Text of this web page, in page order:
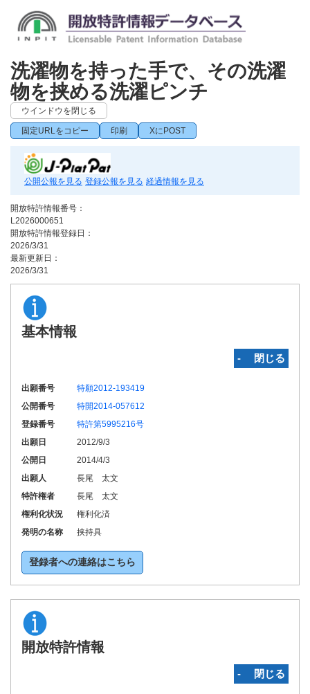
洗濯物を持った手で、その洗濯
物を挟める洗濯ピンチ
ウインドウを閉じる
固定URLをコピー 印刷 XにPOST
公開公報を見る 登録公報を見る 経過情報を見る
開放特許情報番号：
L2026000651
開放特許情報登録日：
2026/3/31
最新更新日：
2026/3/31
基本情報
‐ 閉じる
出願番号
特願2012-193419
公開番号
特開2014-057612
登録番号
特許第5995216号
出願日
2012/9/3
公開日
2014/4/3
出願人
長尾 太文
特許権者
長尾 太文
権利化状況
権利化済
発明の名称
挟持具
登録者への連絡はこちら
開放特許情報
‐ 閉じる